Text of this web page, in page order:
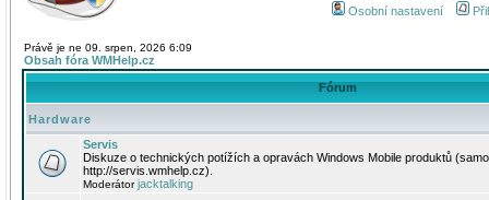
Osobní nastavení
Právě je ne 09. srpen, 2026 6:09
Obsah fóra WMHelp.cz
Fórum
Hardware
Servis
Diskuze o technických potížích a opravách Windows Mobile produktů
http://servis.wmhelp.cz).
Moderátorjacktalking